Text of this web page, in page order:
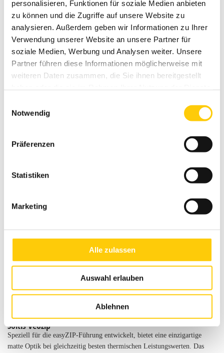
personalisieren, Funktionen für soziale Medien anbieten
zu können und die Zugriffe auf unsere Website zu
analysieren. Außerdem geben wir Informationen zu Ihrer
Verwendung unserer Website an unsere Partner für
soziale Medien, Werbung und Analysen weiter. Unsere
Partner führen diese Informationen möglicherweise mit
weiteren Daten zusammen, die Sie ihnen bereitgestellt
Notwendig
Präferenzen
Statistiken
Marketing
Alle zulassen
Auswahl erlauben
Ablehnen
Soltis 92
Der transluzente Stoff lenkt dank, kleiner Öffnungen im Gewebe,
bei gleichzeitiger Sicht nach außen. Neue trendige Farben bieten für jede
Soltis Veozip
Speziell für die easyZIP-Führung entwickelt, bietet eine einzigartige
matte Optik bei gleichzeitig besten thermischen Leistungswerten. Das